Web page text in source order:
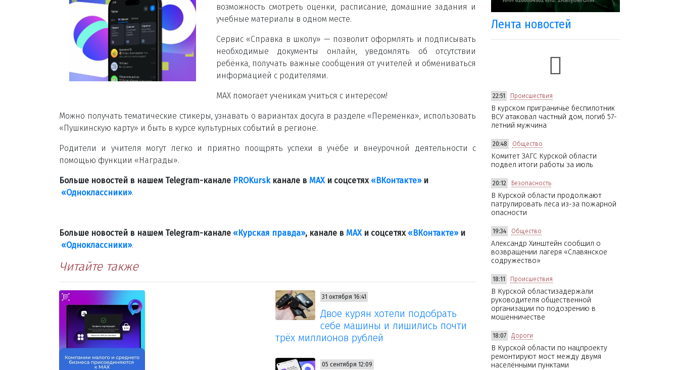
возможность смотреть оценки, расписание, домашние задания и
учебные материалы в одном месте.
Сервис «Справка в школу» — позволит оформлять и подписывать
необходимые документы онлайн, уведомлять об отсутствии
ребёнка, получать важные сообщения от учителей и обмениваться
информацией с родителями.
MAX помогает ученикам учиться с интересом!
Можно получать тематические стикеры, узнавать о вариантах досуга в разделе «Переменка», использовать
«Пушкинскую карту» и быть в курсе культурных событий в регионе.
Родители и учителя могут легко и приятно поощрять успехи в учёбе и внеурочной деятельности с
помощью функции «Награды».
Больше новостей в нашем Telegram-канале PROKurskканале в МАХ и соцсетях «ВКонтакте»и
«Одноклассники».
Больше новостей в нашем Telegram-канале «Курская правда», канале в МАХ и соцсетях «ВКонтакте»и
«Одноклассники».
Читайте также
31 октября 16:41
Двое курян хотели подобрать
себе машины и лишились почти
трёх миллионов рублей
05 сентября 12:09
Лента новостей
22:51 Происшествия
В курском приграничье беспилотник
ВСУ атаковал частный дом, погиб 57-
летний мужчина
20:48 Общество
Комитет ЗАГС Курской области
подвел итоги работы за июль
20:12 Безопасность
В Курской области продолжают
патрулировать леса из-за пожарной
опасности
19:34 Общество
Александр Хинштейн сообщил о
возвращении лагеря «Славянское
содружество»
18:11 Происшествия
В Курской областизадержали
руководителя общественной
организации по подозрению в
мошенничестве
18:07 Дороги
В Курской области по нацпроекту
ремонтируют мост между двумя
населёнными пунктами